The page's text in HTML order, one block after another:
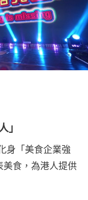
」
身「美食企業強
美食，為港人提供